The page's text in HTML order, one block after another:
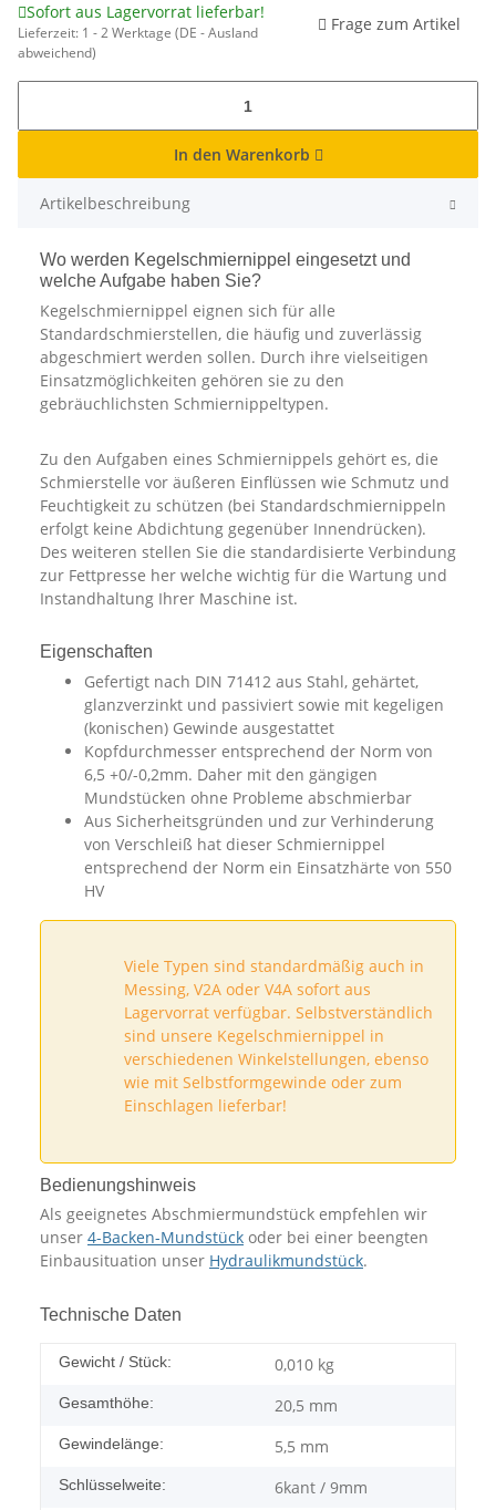
Sofort aus Lagervorrat lieferbar!
Lieferzeit: 1 - 2 Werktage (DE - Ausland
abweichend)
Frage zum Artikel
In den Warenkorb
Artikelbeschreibung
Wo werden Kegelschmiernippel eingesetzt und
welche Aufgabe haben Sie?
Kegelschmiernippel eignen sich für alle
Standardschmierstellen, die häufig und zuverlässig
abgeschmiert werden sollen. Durch ihre vielseitigen
Einsatzmöglichkeiten gehören sie zu den
gebräuchlichsten Schmiernippeltypen.
Zu den Aufgaben eines Schmiernippels gehört es, die
Schmierstelle vor äußeren Einflüssen wie Schmutz und
Feuchtigkeit zu schützen (bei Standardschmiernippeln
erfolgt keine Abdichtung gegenüber Innendrücken).
Des weiteren stellen Sie die standardisierte Verbindung
zur Fettpresse her welche wichtig für die Wartung und
Instandhaltung Ihrer Maschine ist.
Eigenschaften
Gefertigt nach DIN 71412 aus Stahl, gehärtet,
glanzverzinkt und passiviert sowie mit kegeligen
(konischen) Gewinde ausgestattet
Kopfdurchmesser entsprechend der Norm von
6,5 +0/-0,2mm. Daher mit den gängigen
Mundstücken ohne Probleme abschmierbar
Aus Sicherheitsgründen und zur Verhinderung
von Verschleiß hat dieser Schmiernippel
entsprechend der Norm ein Einsatzhärte von 550
HV
Viele Typen sind standardmäßig auch in
Messing, V2A oder V4A sofort aus
Lagervorrat verfügbar. Selbstverständlich
sind unsere Kegelschmiernippel in
verschiedenen Winkelstellungen, ebenso
wie mit Selbstformgewinde oder zum
Einschlagen lieferbar!
Bedienungshinweis
Als geeignetes Abschmiermundstück empfehlen wir
unser 4-Backen-Mundstück oder bei einer beengten
Einbausituation unser Hydraulikmundstück.
Technische Daten
Gewicht / Stück: 0,010 kg
Gesamthöhe: 20,5 mm
Gewindelänge: 5,5 mm
Schlüsselweite: 6kant / 9mm